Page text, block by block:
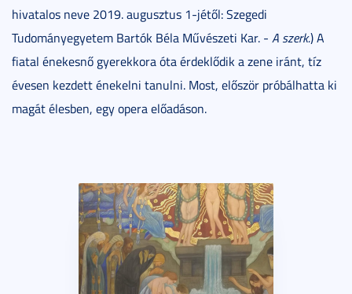
hivatalos neve 2019. augusztus 1-jétől: Szegedi
Tudományegyetem Bartók Béla Művészeti Kar. - A szerk.) A
fiatal énekesnő gyerekkora óta érdeklődik a zene iránt, tíz
évesen kezdett énekelni tanulni. Most, először próbálhatta ki
magát élesben, egy opera előadáson.